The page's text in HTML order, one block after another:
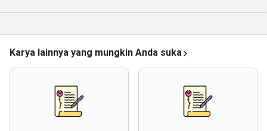
Karya lainnya yang mungkin Anda suka